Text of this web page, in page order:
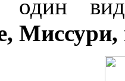
вид
Миссури,